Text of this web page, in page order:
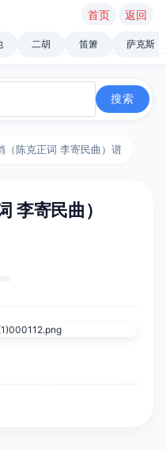
首页 返回
二胡 笛箫 萨克斯
（陈克正词 李寄民曲）谱
李寄民曲）